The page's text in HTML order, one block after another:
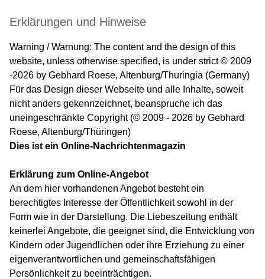
Erklärungen und Hinweise
Warning / Warnung: The content and the design of this
website, unless otherwise specified, is under strict © 2009
-2026 by Gebhard Roese, Altenburg/Thuringia (Germany)
Für das Design dieser Webseite und alle Inhalte, soweit
nicht anders gekennzeichnet, beanspruche ich das
uneingeschränkte Copyright (© 2009 - 2026 by Gebhard
Roese, Altenburg/Thüringen)
Dies ist ein Online-Nachrichtenmagazin
Erklärung zum Online-Angebot
An dem hier vorhandenen Angebot besteht ein
berechtigtes Interesse der Öffentlichkeit sowohl in der
Form wie in der Darstellung. Die Liebeszeitung enthält
keinerlei Angebote, die geeignet sind, die Entwicklung von
Kindern oder Jugendlichen oder ihre Erziehung zu einer
eigenverantwortlichen und gemeinschaftsfähigen
Persönlichkeit zu beeinträchtigen.